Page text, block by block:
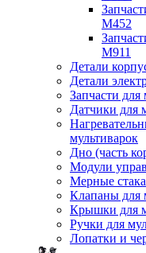
M452
M911
Детали
Детали
Запчасти для
Датчики для
мультиварок
Дно (часть
Модули
Мерные
Клапаны для
Крышки для
Ручки для
Лопатки и